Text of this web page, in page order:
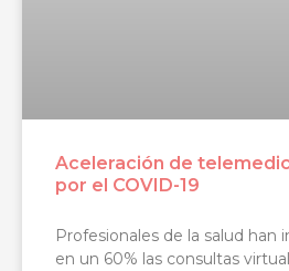
Aceleración de
por el COVID-19
Profesionales de la salud han
en un 60% las consultas